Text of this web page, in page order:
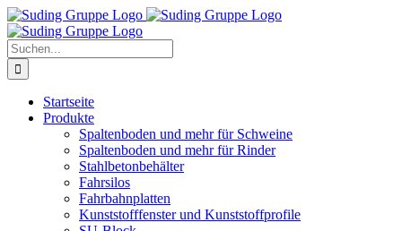
Zum
Inhalt
springen
Suche
nach:
Startseite
Produkte
Spaltenboden und mehr für Schweine
Spaltenboden und mehr für Rinder
Stahlbetonbehälter
Fahrsilos
Fahrbahnplatten
Kunststofffenster und Kunststoffprofile